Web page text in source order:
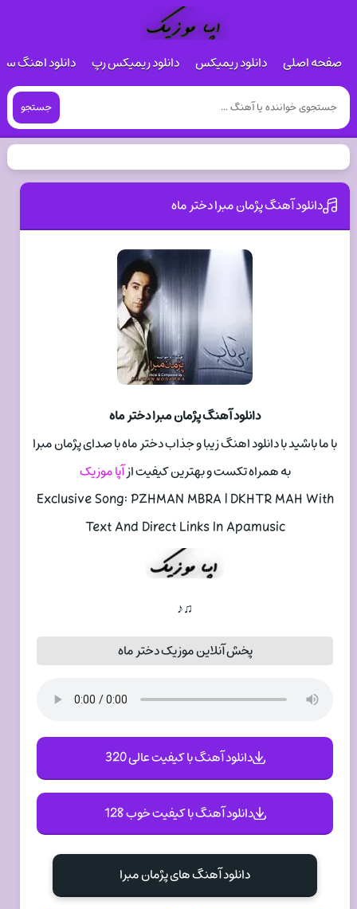
صفحه اصلی دانلود ریمیکس دانلود ریمیکس رپ دانلود اهنگ
جستجو
دانلود آهنگ پژمان مبرا دختر ماه
دانلود آهنگ پژمان مبرا دختر ماه
با ما باشید با دانلود اهنگ زیبا و جذاب دختر ماه با صدای پژمان مبرا
به همراه تکست و بهترین کیفیت ازآپا موزیک
Exclusive Song: PZHMAN MBRA | DKHTR MAH With
Text And Direct Links In Apamusic
♫♪
پخش آنلاین موزیک دختر ماه
دانلود آهنگ با کیفیت عالی 320
دانلود آهنگ با کیفیت خوب 128
دانلود آهنگ های پژمان مبرا